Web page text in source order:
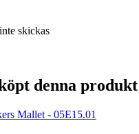
skickas
denna